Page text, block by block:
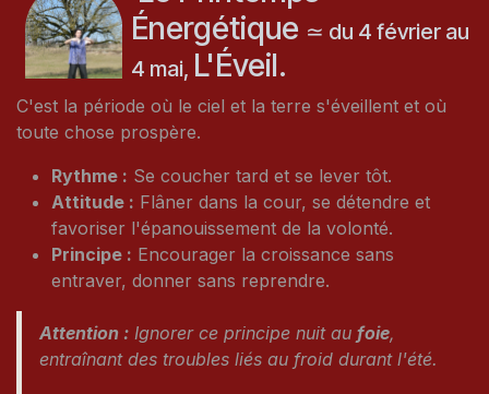
Énergétique ≃ du 4 février au
4 mai, L'Éveil.
C'est la période où le ciel et la terre s'éveillent et où
toute chose prospère.
Rythme : Se coucher tard et se lever tôt.
Attitude : Flâner dans la cour, se détendre et
favoriser l'épanouissement de la volonté.
Principe : Encourager la croissance sans
entraver, donner sans reprendre.
Attention : Ignorer ce principe nuit au foie,
entraînant des troubles liés au froid durant l'été.